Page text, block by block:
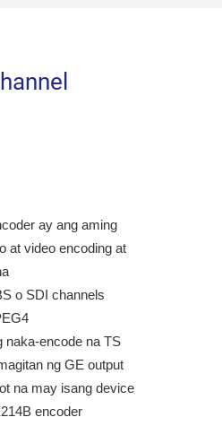
ay ang aming
at video encoding at
o SDI channels
naka-encode na TS
ng GE output
na may isang device
encoder